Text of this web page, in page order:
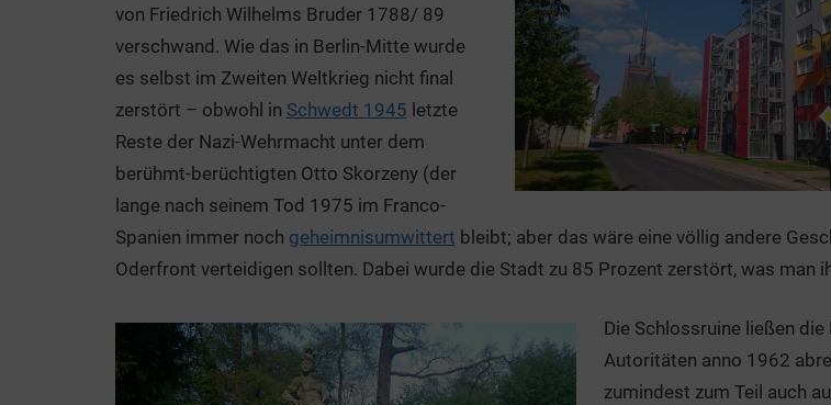
von Friedrich Wilhelms Bruder 1788/ 89
verschwand. Wie das in Berlin-Mitte wurde
es selbst im Zweiten Weltkrieg nicht final
zerstört – obwohl in Schwedt 1945 letzte
Reste der Nazi-Wehrmacht unter dem
berühmt-berüchtigten Otto Skorzeny (der
lange nach seinem Tod 1975 im Franco-
Spanien immer noch geheimnisumwittert bleibt; aber das wäre eine völlig andere
Oderfront verteidigen sollten. Dabei wurde die Stadt zu 85 Prozent zerstört, was man
Die Schlossruine ließen die
Autoritäten anno 1962
zumindest zum Teil auch